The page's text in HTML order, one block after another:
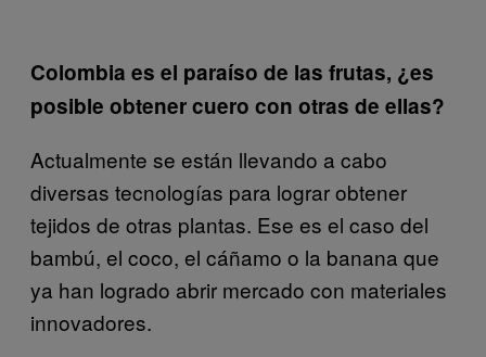
Colombia es el paraíso de las frutas, ¿es
posible obtener cuero con otras de ellas?
Actualmente se están llevando a cabo
diversas tecnologías para lograr obtener
tejidos de otras plantas. Ese es el caso del
bambú, el coco, el cáñamo o la banana que
ya han logrado abrir mercado con materiales
innovadores.